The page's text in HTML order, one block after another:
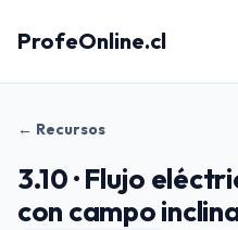
ProfeOnline.cl
← Recursos
3.10 · Flujo
con campo